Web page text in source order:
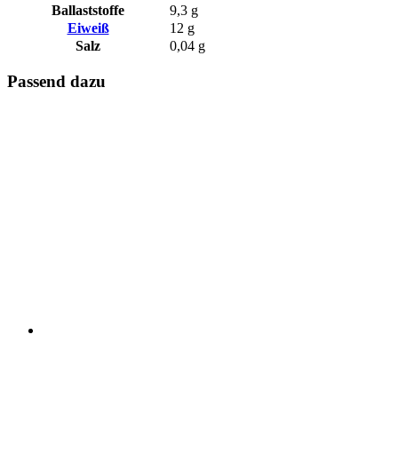
Ballaststoffe
9,3 g
Eiweiß
12 g
Salz
0,04 g
Passend dazu